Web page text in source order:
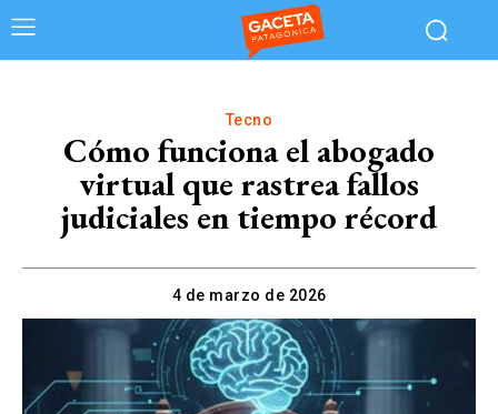
Tecno
Cómo funciona el abogado
virtual que rastrea fallos
judiciales en tiempo récord
4 de marzo de 2026